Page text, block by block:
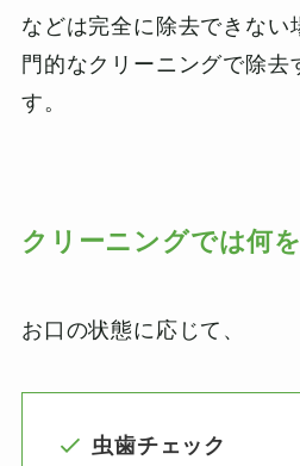
などは完全に除去できない
門的なクリーニングで除去
す。
クリーニングでは何
お口の状態に応じて、
虫歯チェック